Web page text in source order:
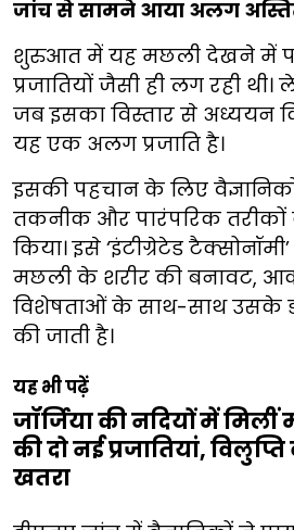
जांच से सामने आया अलग
शुरुआत में यह मछली देखने में
प्रजातियों जैसी ही लग रही थी।
जब इसका विस्तार से अध्ययन
यह एक अलग प्रजाति है।
इसकी पहचान के लिए
तकनीक और पारंपरिक
किया। इसे ‘इंटीग्रेटेड
मछली के शरीर की बनावट,
विशेषताओं के साथ-साथ उसके
की जाती है।
यह भी पढ़ें
जॉर्जिया की नदियों में
की दो नई प्रजातियां,
खतरा